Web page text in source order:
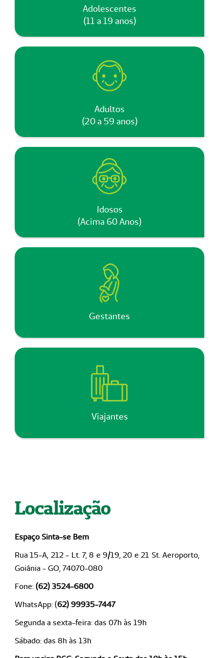
Adolescentes
(11 a 19 anos)
Adultos
(20 a 59 anos)
Idosos
(Acima 60 Anos)
Gestantes
Viajantes
Localização
Espaço Sinta-se Bem
Rua 15-A, 212 - Lt. 7, 8 e 9/19, 20 e 21 St. Aeroporto,
Goiânia - GO, 74070-080
Fone:(62) 3524-6800
WhatsApp: (62) 99935-7447
Segunda a sexta-feira: das 07h às 19h
Sábado: das 8h às 13h